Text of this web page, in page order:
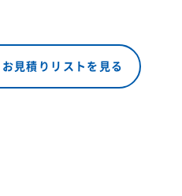
お見積りリストを見る